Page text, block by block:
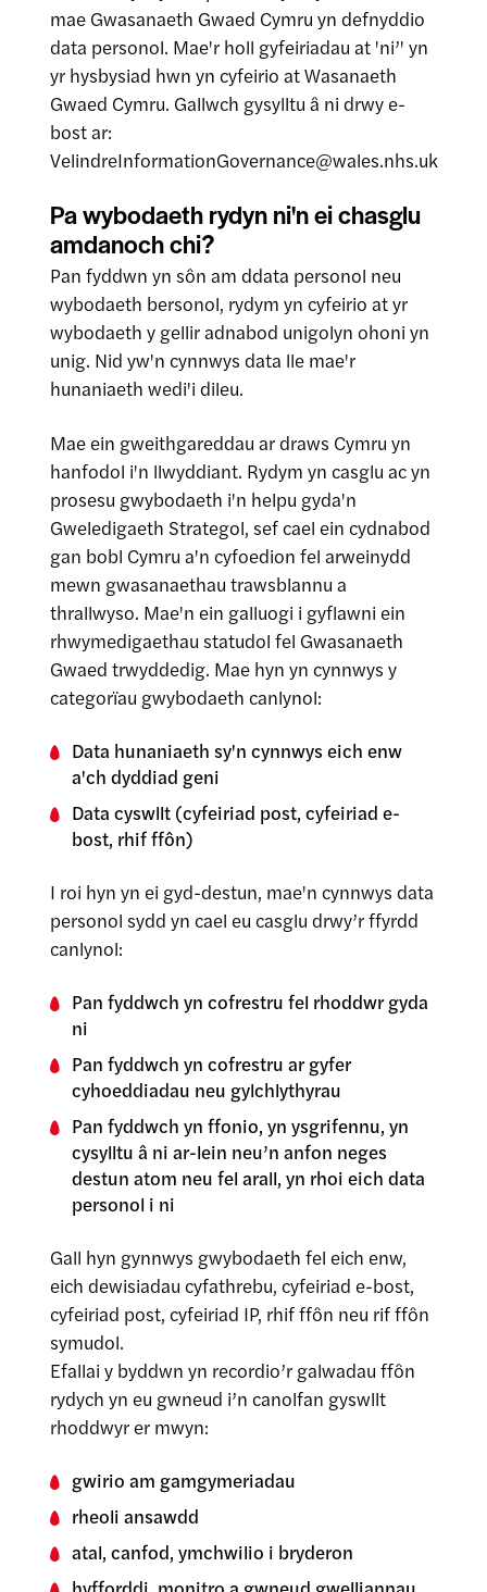
mae Gwasanaeth Gwaed Cymru yn defnyddio
data personol. Mae'r holl gyfeiriadau at 'ni’' yn
yr hysbysiad hwn yn cyfeirio at Wasanaeth
Gwaed Cymru. Gallwch gysylltu â ni drwy e-
bost ar:
VelindreInformationGovernance@wales.nhs.uk
Pa wybodaeth rydyn ni'n ei chasglu
amdanoch chi?
Pan fyddwn yn sôn am ddata personol neu
wybodaeth bersonol, rydym yn cyfeirio at yr
wybodaeth y gellir adnabod unigolyn ohoni yn
unig. Nid yw'n cynnwys data lle mae'r
hunaniaeth wedi'i dileu.
Mae ein gweithgareddau ar draws Cymru yn
hanfodol i'n llwyddiant. Rydym yn casglu ac yn
prosesu gwybodaeth i'n helpu gyda'n
Gweledigaeth Strategol, sef cael ein cydnabod
gan bobl Cymru a'n cyfoedion fel arweinydd
mewn gwasanaethau trawsblannu a
thrallwyso. Mae'n ein galluogi i gyflawni ein
rhwymedigaethau statudol fel Gwasanaeth
Gwaed trwyddedig. Mae hyn yn cynnwys y
categorïau gwybodaeth canlynol:
Data hunaniaeth sy'n cynnwys eich enw
a'ch dyddiad geni
Data cyswllt (cyfeiriad post, cyfeiriad e-
bost, rhif ffôn)
I roi hyn yn ei gyd-destun, mae'n cynnwys data
personol sydd yn cael eu casglu drwy’r ffyrdd
canlynol:
Pan fyddwch yn cofrestru fel rhoddwr gyda
ni
Pan fyddwch yn cofrestru ar gyfer
cyhoeddiadau neu gylchlythyrau
Pan fyddwch yn ffonio, yn ysgrifennu, yn
cysylltu â ni ar-lein neu’n anfon neges
destun atom neu fel arall, yn rhoi eich data
personol i ni
Gall hyn gynnwys gwybodaeth fel eich enw,
eich dewisiadau cyfathrebu, cyfeiriad e-bost,
cyfeiriad post, cyfeiriad IP, rhif ffôn neu rif ffôn
symudol.
Efallai y byddwn yn recordio’r galwadau ffôn
rydych yn eu gwneud i’n canolfan gyswllt
rhoddwyr er mwyn:
gwirio am gamgymeriadau
rheoli ansawdd
atal, canfod, ymchwilio i bryderon